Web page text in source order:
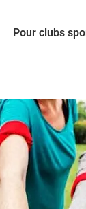
Pour clubs